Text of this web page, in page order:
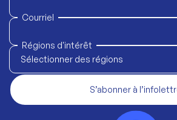
Courriel
Régions d'intérêt
Sélectionner des régions
S’abonner à